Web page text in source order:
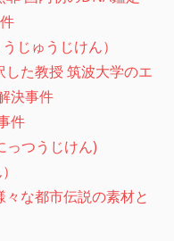
じゅうじけん）
た教授 筑波大学のエ
決事件
件
っつうじけん)
な都市伝説の素材と